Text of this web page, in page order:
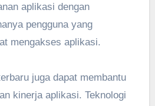
aplikasi dengan
pengguna yang
mengakses aplikasi.
juga dapat membantu
kinerja aplikasi. Teknologi